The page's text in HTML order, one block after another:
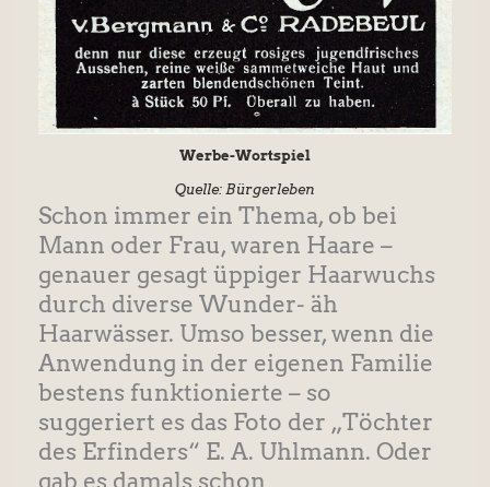
Werbe-Wortspiel
Quelle: Bürgerleben
Schon immer ein Thema, ob bei
Mann oder Frau, waren Haare –
genauer gesagt üppiger Haarwuchs
durch diverse Wunder- äh
Haarwässer. Umso besser, wenn die
Anwendung in der eigenen Familie
bestens funktionierte – so
suggeriert es das Foto der „Töchter
des Erfinders“ E. A. Uhlmann. Oder
gab es damals schon